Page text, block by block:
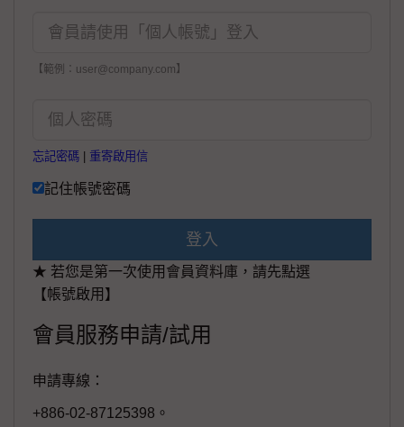
【範例：user@company.com】
忘記密碼 重寄啟用信
記住帳號密碼
登入
★ 若您是第一次使用會員資料庫，請先點選
【帳號啟用】
會員服務申請/試用
申請專線：
+886-02-87125398。